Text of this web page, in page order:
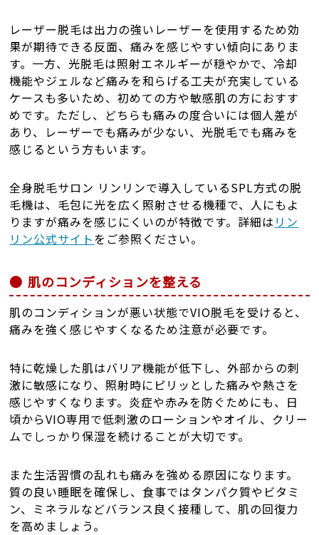
レーザー脱毛は出力の強いレーザーを使用するため効
果が期待できる反面、痛みを感じやすい傾向にありま
す。一方、光脱毛は照射エネルギーが穏やかで、冷却
機能やジェルなど痛みを和らげる工夫が充実している
ケースも多いため、初めての方や敏感肌の方におすす
めです。ただし、どちらも痛みの度合いには個人差が
あり、レーザーでも痛みが少ない、光脱毛でも痛みを
感じるという方もいます。
全身脱毛サロン リンリンで導入しているSPL方式の脱
毛機は、毛包に光を広く照射させる機種で、人にもよ
りますが痛みを感じにくいのが特徴です。詳細は リン
リン公式サイトをご参照ください。
肌のコンディションを整える
肌のコンディションが悪い状態でVIO脱毛を受けると、
痛みを強く感じやすくなるため注意が必要です。
特に乾燥した肌はバリア機能が低下し、外部からの刺
激に敏感になり、照射時にピリッとした痛みや熱さを
感じやすくなります。炎症や赤みを防ぐためにも、日
頃からVIO専用で低刺激のローションやオイル、クリー
ムでしっかり保湿を続けることが大切です。
また生活習慣の乱れも痛みを強める原因になります。
質の良い睡眠を確保し、食事ではタンパク質やビタミ
ン、ミネラルなどバランス良く接種して、肌の回復力
を高めましょう。